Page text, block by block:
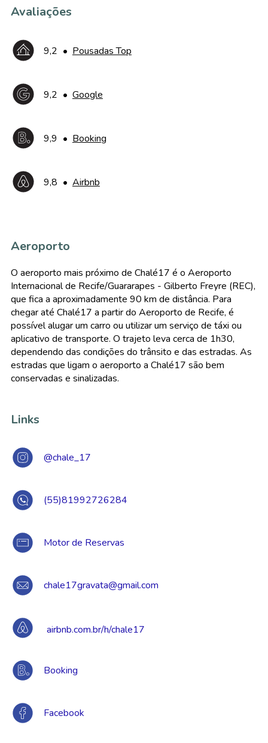
Avaliações
9,2 • Pousadas Top
9,2 • Google
9,9 • Booking
9,8 • Airbnb
Aeroporto
O aeroporto mais próximo de Chalé17 é o Aeroporto
Internacional de Recife/Guararapes - Gilberto Freyre (REC),
que fica a aproximadamente 90 km de distância. Para
chegar até Chalé17 a partir do Aeroporto de Recife, é
possível alugar um carro ou utilizar um serviço de táxi ou
aplicativo de transporte. O trajeto leva cerca de 1h30,
dependendo das condições do trânsito e das estradas. As
estradas que ligam o aeroporto a Chalé17 são bem
conservadas e sinalizadas.
Links
@chale_17
(55)81992726284
Motor de Reservas
chale17gravata@gmail.com
airbnb.com.br/h/chale17
Booking
Facebook